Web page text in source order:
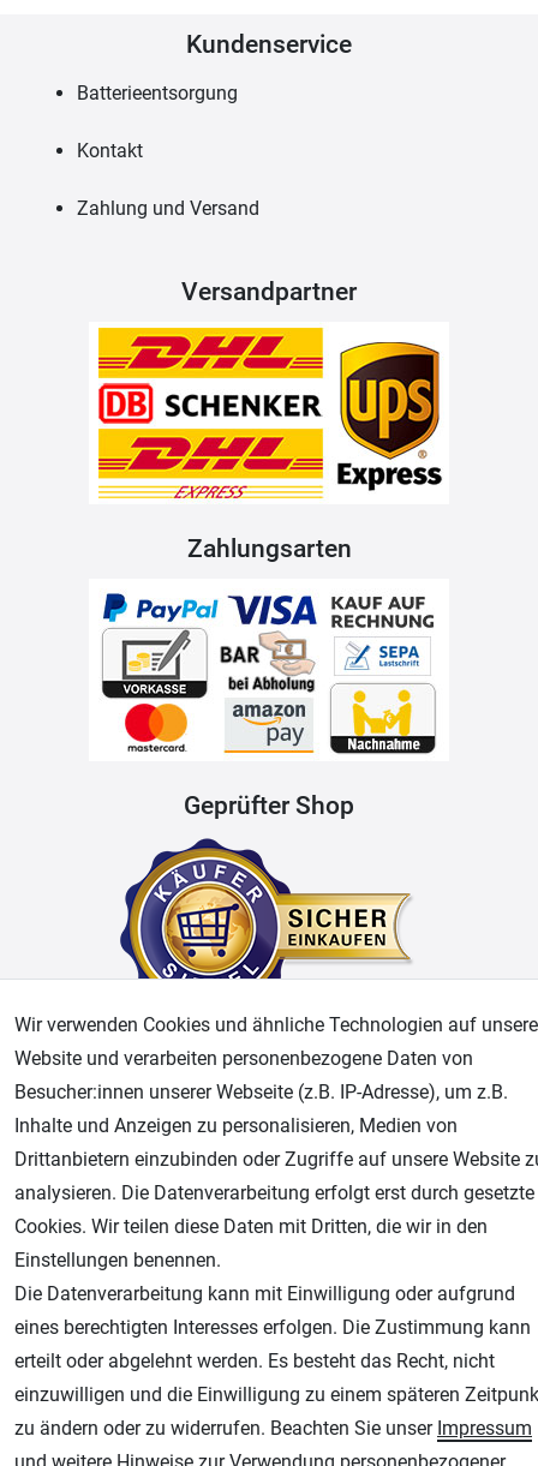
Kundenservice
Batterieentsorgung
Kontakt
Zahlung und Versand
Versandpartner
Zahlungsarten
Geprüfter Shop
Datenschutz
Unsere weiteren Shops:
Airbrush-City
Fachhandel für: Airbrushpistolen, Kompressoren, Airbrushfarben
Modellbau-City
Modellbau Shop
Plotter-City
Schneideplotter, Transferpressen, Siebdruck und Plotterfolien
Im Shop Kaufen
Küchen Zubehör - Haus/Garten - Tierbedarf
Wir verwenden Cookies und ähnliche Technologien auf
Website und verarbeiten personenbezogene Daten von
Besucher:innen unserer Webseite (z.B. IP-Adresse), um z.B.
Inhalte und Anzeigen zu personalisieren, Medien von
Drittanbietern einzubinden oder Zugriffe auf unsere Website
analysieren. Die Datenverarbeitung erfolgt erst durch gesetzte
Cookies. Wir teilen diese Daten mit Dritten, die wir in den
Einstellungen benennen.
Die Datenverarbeitung kann mit Einwilligung oder aufgrund
eines berechtigten Interesses erfolgen. Die Zustimmung kann
erteilt oder abgelehnt werden. Es besteht das Recht, nicht
einzuwilligen und die Einwilligung zu einem späteren
zu ändern oder zu widerrufen. Beachten Sie unser Impressum